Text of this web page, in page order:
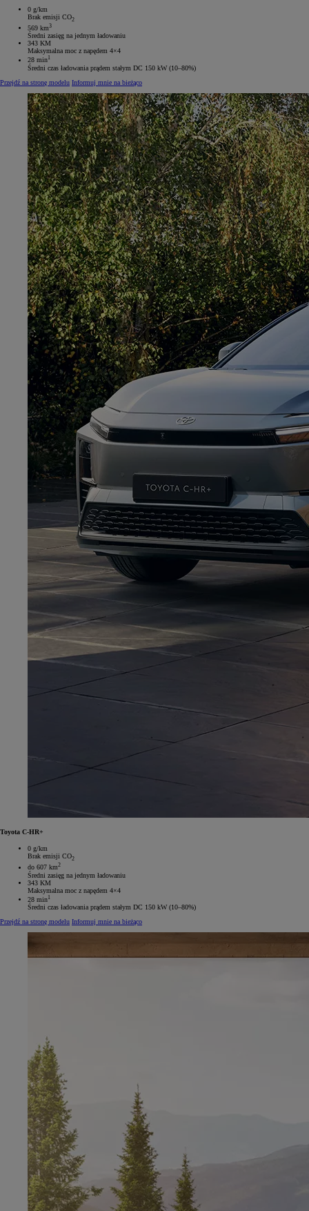
0 g/km
Brak emisji CO2
569 km3
Średni zasięg na jednym ładowaniu
343 KM
Maksymalna moc z napędem 4×4
28 min1
Średni czas ładowania prądem stałym DC 150 kW (10–80%)
Przejdź na stronę modelu Informuj mnie na bieżąco
Toyota C-HR+
0 g/km
Brak emisji CO2
do 607 km2
Średni zasięg na jednym ładowaniu
343 KM
Maksymalna moc z napędem 4×4
28 min1
Średni czas ładowania prądem stałym DC 150 kW (10–80%)
Przejdź na stronę modelu Informuj mnie na bieżąco